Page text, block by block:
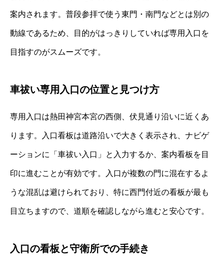
案内されます。普段参拝で使う東門・南門などとは別の
動線であるため、目的がはっきりしていれば専用入口を
目指すのがスムーズです。
車祓い専用入口の位置と見つけ方
専用入口は熱田神宮本宮の西側、伏見通り沿いに近くあ
ります。入口看板は道路沿いで大きく表示され、ナビゲ
ーションに「車祓い入口」と入力するか、案内看板を目
印に進むことが有効です。入口が複数の門に混在するよ
うな混乱は避けられており、特に西門付近の看板が最も
目立ちますので、道順を確認しながら進むと安心です。
入口の看板と守衛所での手続き